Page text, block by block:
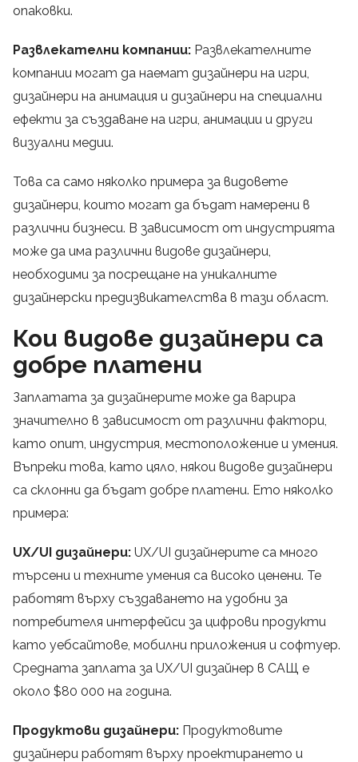
опаковки.
Развлекателни компании: Развлекателните
компании могат да наемат дизайнери на игри,
дизайнери на анимация и дизайнери на специални
ефекти за създаване на игри, анимации и други
визуални медии.
Това са само няколко примера за видовете
дизайнери, които могат да бъдат намерени в
различни бизнеси. В зависимост от индустрията
може да има различни видове дизайнери,
необходими за посрещане на уникалните
дизайнерски предизвикателства в тази област.
Кои видове дизайнери са
добре платени
Заплатата за дизайнерите може да варира
значително в зависимост от различни фактори,
като опит, индустрия, местоположение и умения.
Въпреки това, като цяло, някои видове дизайнери
са склонни да бъдат добре платени. Ето няколко
примера:
UX/UI дизайнери: UX/UI дизайнерите са много
търсени и техните умения са високо ценени. Те
работят върху създаването на удобни за
потребителя интерфейси за цифрови продукти
като уебсайтове, мобилни приложения и софтуер.
Средната заплата за UX/UI дизайнер в САЩ е
около $80 000 на година.
Продуктови дизайнери: Продуктовите
дизайнери работят върху проектирането и